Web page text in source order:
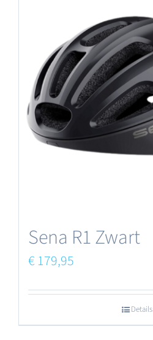
Sena R1 Zwart
€179,95
Details